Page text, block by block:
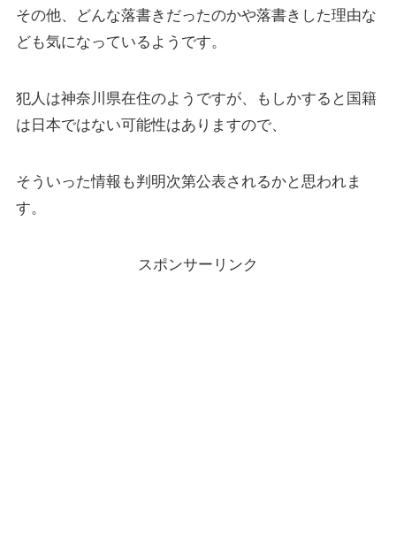
その他、どんな落書きだったのかや落書きした理由な
ども気になっているようです。
犯人は神奈川県在住のようですが、もしかすると国籍
は日本ではない可能性はありますので、
そういった情報も判明次第公表されるかと思われま
す。
スポンサーリンク